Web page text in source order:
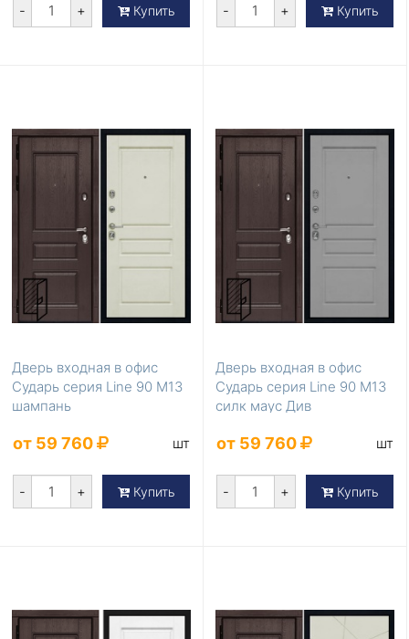
- + Купить - + Купить
Дверь входная в офис
Сударь серия Line 90 М13
шампань
от 59 760 шт
- + Купить
Дверь входная в офис
Сударь серия Line 90 М13
силк маус Див
от 59 760 шт
- + Купить